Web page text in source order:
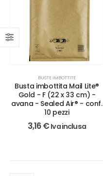
BUSTE IMBOTTITE
Busta imbottita Mail Lite®
Gold - F (22 x 33 cm) -
avana - Sealed Air® - conf.
10 pezzi
3,16€ Iva inclusa